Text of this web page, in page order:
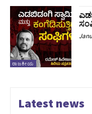
ರಾಜಕೀಯ
Latest news